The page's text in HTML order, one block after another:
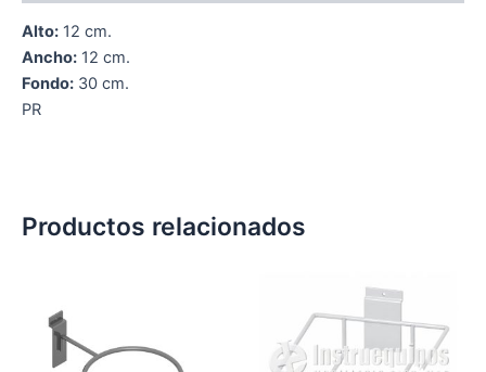
Alto: 12 cm.
Ancho: 12 cm.
Fondo: 30 cm.
PR
Productos relacionados